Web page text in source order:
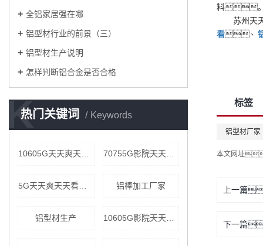
全铝家居强在哪
铝型材行业的前景（三）
铝型材生产说明
怎样判断铝合金是否合格
热门关键词 Keywords
K
铝棒加工厂家
铝型材生产
料
苏州天
看、
标签
铝型材厂家
本文网址
上一篇
下一篇